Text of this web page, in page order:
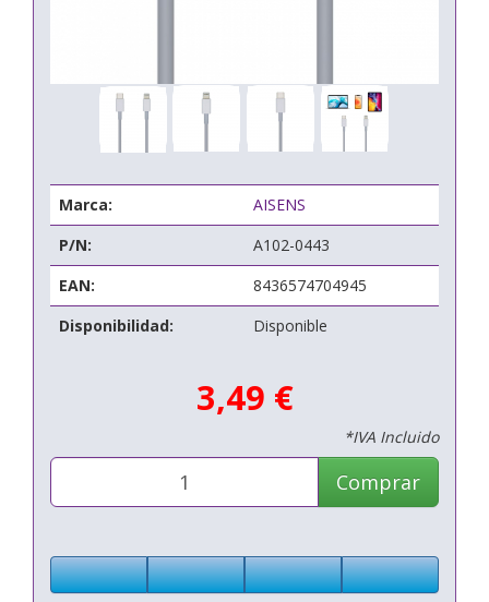
Marca:
AISENS
P/N:
A102-0443
EAN:
8436574704945
Disponibilidad:
Disponible
3,49 €
*IVA Incluido
Comprar